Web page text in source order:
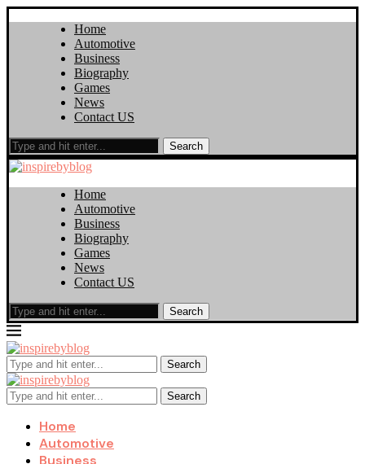
Home
Automotive
Business
Biography
Games
News
Contact US
Search
Home
Automotive
Business
Biography
Games
News
Contact US
Search
Search
Search
Home
Automotive
Business